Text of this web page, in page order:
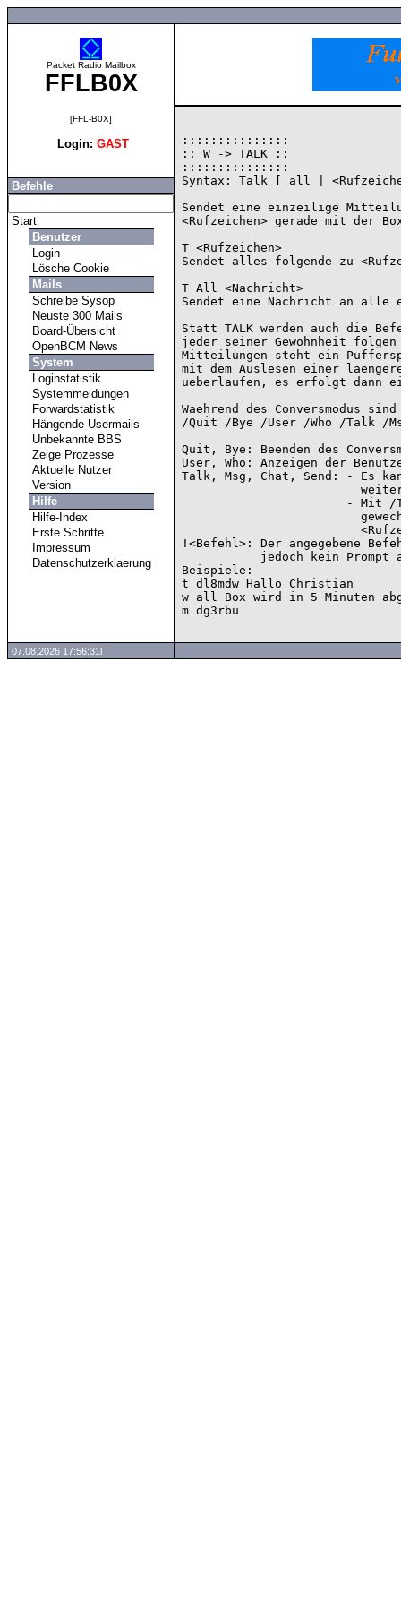
Packet Radio Mailbox
FFLB0X
[FFL-B0X]
Login: GAST
Befehle
Start
Benutzer
Login
Lösche Cookie
Mails
Schreibe Sysop
Neuste 300 Mails
Board-Übersicht
OpenBCM News
System
Loginstatistik
Systemmeldungen
Forwardstatistik
Hängende Usermails
Unbekannte BBS
Zeige Prozesse
Aktuelle Nutzer
Version
Hilfe
Hilfe-Index
Erste Schritte
Impressum
Datenschutzerklaerung
:::::::::::::::
:: W -> TALK ::
:::::::::::::::
Syntax: Talk [ all |
Sendet eine einzeilige
<Rufzeichen> gerade mit der
T <Rufzeichen>
Sendet alles folgende zu
T All <Nachricht>
Sendet eine Nachricht an alle
Statt TALK werden auch die
jeder seiner Gewohnheit
Mitteilungen steht ein
mit dem Auslesen einer
ueberlaufen, es erfolgt dann
Waehrend des Conversmodus
/Quit /Bye /User /Who /Talk /
Quit, Bye: Beenden des
User, Who: Anzeigen der
Talk, Msg, Chat, Send: - Es
!<Befehl>: Der angegebene
Beispiele:
t dl8mdw Hallo Christian
w all Box wird in 5 Minuten
07.08.2026 17:56:31l